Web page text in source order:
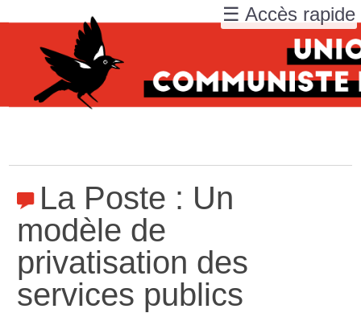
La Poste : Un
modèle de
privatisation des
services publics
☰ Accès rapide